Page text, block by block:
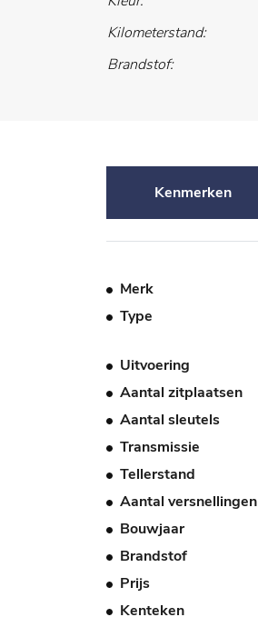
Kilometerstand:
Brandstof:
Kenmerken
Merk
Type
Uitvoering
Aantal zitplaatsen
Aantal sleutels
Transmissie
Tellerstand
Aantal versnellingen
Bouwjaar
Brandstof
Prijs
Kenteken